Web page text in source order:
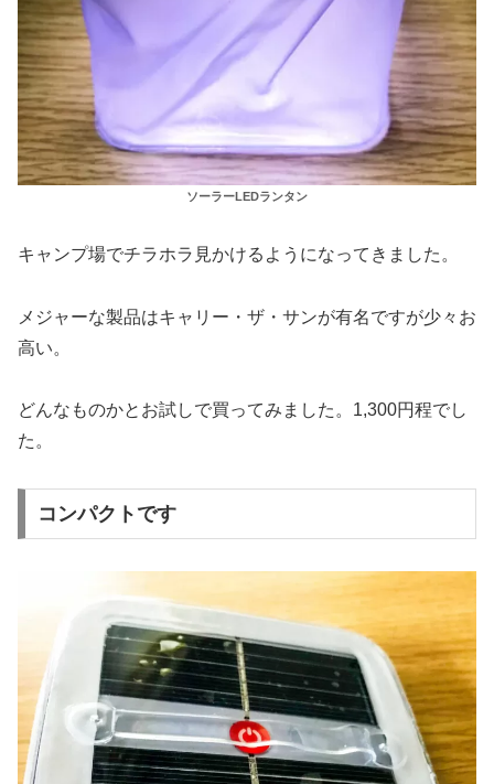
ソーラーLEDランタン
キャンプ場でチラホラ見かけるようになってきました。
メジャーな製品はキャリー・ザ・サンが有名ですが少々お
高い。
どんなものかとお試しで買ってみました。1,300円程でし
た。
コンパクトです